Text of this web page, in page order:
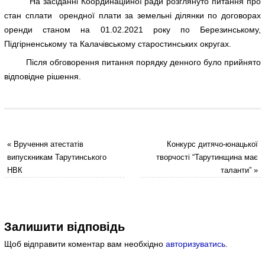
стан сплати орендної плати за земельні ділянки по договорах
оренди станом на 01.02.2021 року по Березинському,
Підгірненському та Калачівському старостинських округах.
Після обговорення питання порядку денного було прийнято
відповідне рішення.
«Вручення атестатів
випускникам Тарутинського
НВК
Конкурс дитячо-юнацької
творчості “Тарутинщина має
таланти”»
Залишити відповідь
Щоб відправити коментар вам необхідноавторизуватись.